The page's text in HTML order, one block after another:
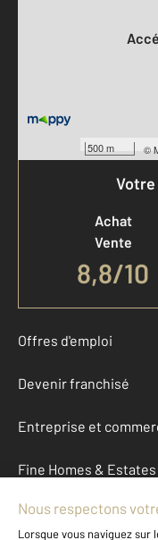
500 m ©
Achat
Vente
8,8/10
Offres d'emploi
Devenir franchisé
Entreprise et
Fine Homes & Estates
À propos